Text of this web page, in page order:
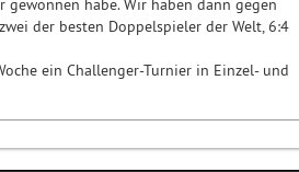
gewonnen habe. Wir haben dann gegen
der besten Doppelspieler der Welt, 6:4
ein Challenger-Turnier in Einzel- und